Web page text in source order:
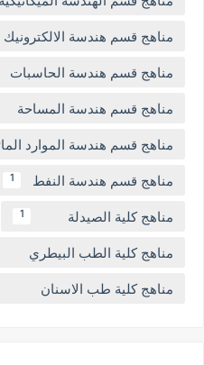
مناهج قسم هندسة الالكترونيك
مناهج قسم هندسة الحاسبات
مناهج قسم هندسة المساحة
مناهج قسم هندسة الموارد
مناهج قسم هندسة النفط 1
مناهج كلية الصيدلة 1
مناهج كلية الطب البيطري
مناهج كلية طب الاسنان